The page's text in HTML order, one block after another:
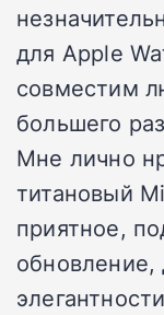
для Apple
совместим
большего
Мне лично
титановый
приятное,